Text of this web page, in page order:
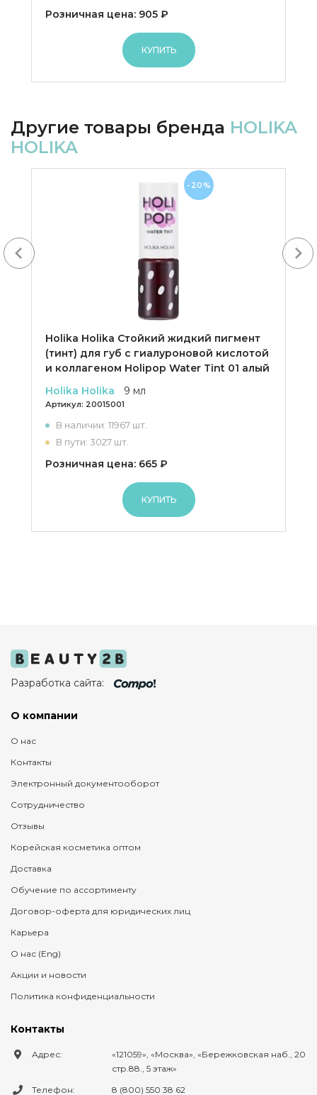
Розничная цена: 905 ₽
КУПИТЬ
Другие товары бренда HOLIKA
HOLIKA
Holika Holika Cтойкий жидкий пигмент
(тинт) для губ с гиалуроновой кислотой
и коллагеном Holipop Water Tint 01 алый
Holika Holika
9 мл
Артикул: 20015001
В наличии: 11967 шт.
В пути: 3027 шт.
Розничная цена: 665 ₽
КУПИТЬ
-20%
Разработка сайта:
О компании
О нас
Контакты
Электронный документооборот
Сотрудничество
Отзывы
Корейская косметика оптом
Доставка
Обучение по ассортименту
Договор-оферта для юридических лиц
Карьера
О нас (Eng)
Акции и новости
Политика конфиденциальности
Контакты
Адрес: 121059 , Москва ,
Бережковская наб., 20
стр.88., 5 этаж
Телефон:
8 (800) 550 38 62